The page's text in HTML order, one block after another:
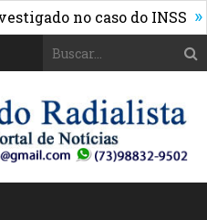
no caso do INSS »